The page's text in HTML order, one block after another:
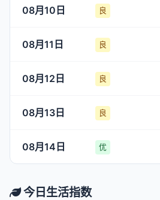
08月10日 良
08月11日 良
08月12日 良
08月13日 良
08月14日 优
今日生活指数